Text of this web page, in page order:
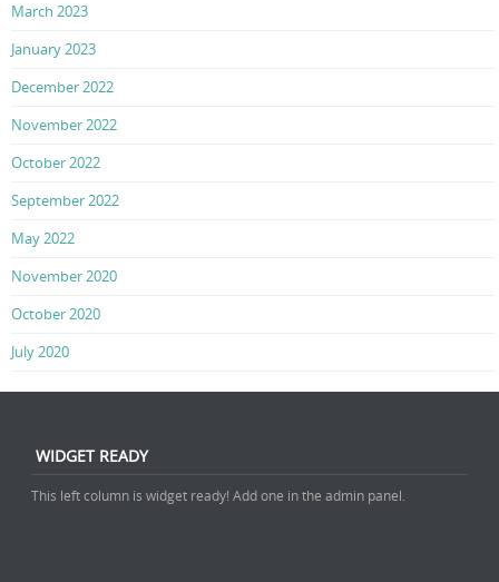
March 2023
January 2023
December 2022
November 2022
October 2022
September 2022
May 2022
November 2020
October 2020
July 2020
WIDGET READY
This left column is widget ready! Add one in the admin panel.